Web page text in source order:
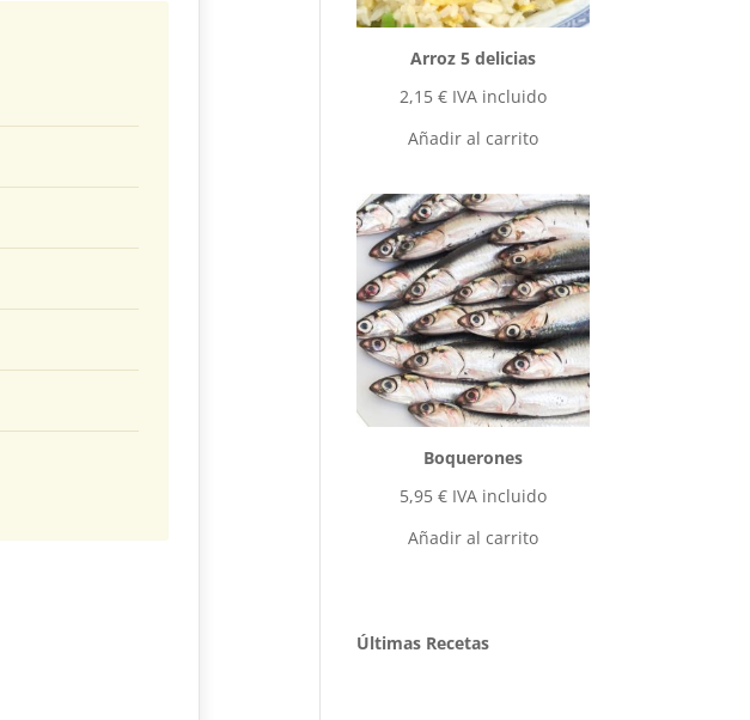
Arroz 5 delicias
2,15 € IVA incluido
Añadir al carrito
Boquerones
5,95 € IVA incluido
Añadir al carrito
Últimas Recetas